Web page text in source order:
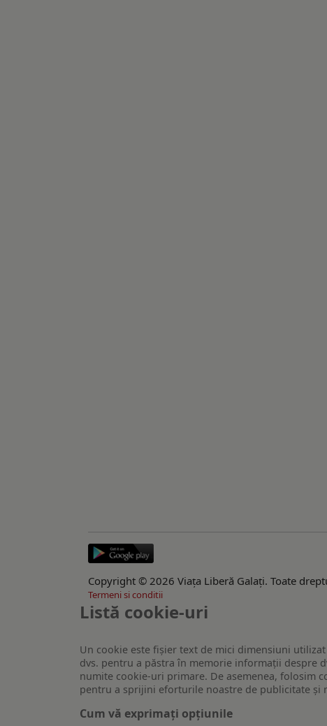
Copyright © 2026 Viaţa Liberă Galaţi. Toate
Termeni si conditii
Listă cookie-uri
Un cookie este fişier text de mici dimensiuni
dvs. pentru a păstra în memorie informații despre
numite cookie-uri primare. De asemenea, folosim
pentru a sprijini eforturile noastre de publicitate
Cum vă exprimați opțiunile